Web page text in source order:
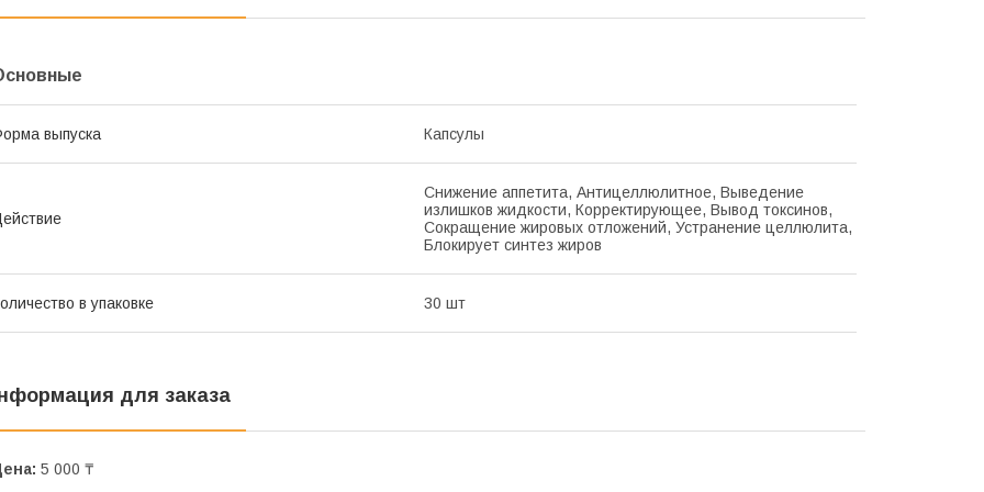
выпуска Капсулы
Снижение аппетита, Антицеллюлитное, Выведение
излишков жидкости, Корректирующее, Вывод токсинов,
Сокращение жировых отложений, Устранение целлюлита,
Блокирует синтез жиров
в упаковке 30 шт
для заказа
5 000 ₸